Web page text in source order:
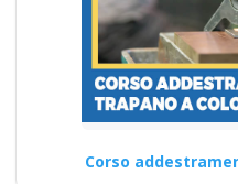
Corso